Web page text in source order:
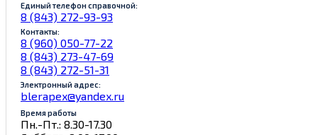
Единый телефон справочной:
8 (843) 272-93-93
Контакты:
8 (960) 050-77-22
8 (843) 273-47-69
8 (843) 272-51-31
Электронный адрес:
blerapex@yandex.ru
Время работы
Пн.-Пт.: 8.30-17.30